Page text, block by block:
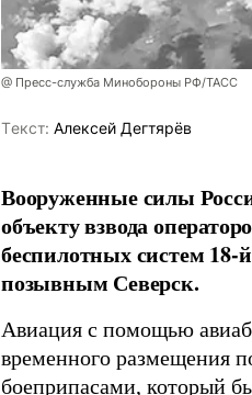
@ Пресс-служба Минобороны РФ/ТАСС
Tекст: Алексей Дегтярёв
Вооруженные силы
объекту взвода
беспилотных систем
позывным Северск.
Авиация с помощью
временного размещения
боеприпасами, который